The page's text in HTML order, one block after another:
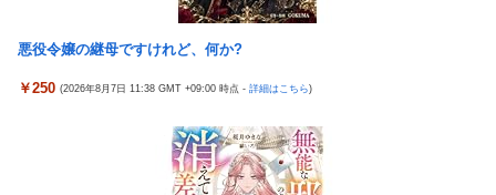
【速報】とある魔術の禁書目録、最新刊でヒロイン戦争決着
wwwwwwwwwwwww
よ????」
【悲報】 ピカチュウが大量に半額
海外「全部日本の真似だったのか…」 日本の普通のテレビ番組が
最新SNSの数十年先を行っていたと話題に
メトロイドプライム4 新品が2999円に…
韓国が独島を不法占拠？…日本の高校新教科書、また強引な主張
＝韓国の反応
「日本放送協会です」と名乗る男にドアを開けたら地獄…テレビ
もないのに居座り脅迫してきたNHK集金人を警察に通報して黙ら
悪役令嬢の継母ですけれど、何か?
￥250 (2026年8月7日 11:38 GMT +09:00 時点 - 詳細はこちら)